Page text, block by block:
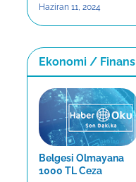
Haziran 11, 2024
Ekonomi / Finans
Belgesi Olmayana
1000 TL Ceza